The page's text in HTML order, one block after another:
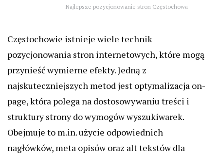
Najlepsze pozycjonowanie stron Częstochowa
Częstochowie istnieje wiele technik
pozycjonowania stron internetowych, które mogą
przynieść wymierne efekty. Jedną z
najskuteczniejszych metod jest optymalizacja on-
page, która polega na dostosowywaniu treści i
struktury strony do wymogów wyszukiwarek.
Obejmuje to m.in. użycie odpowiednich
nagłówków, meta opisów oraz alt tekstów dla